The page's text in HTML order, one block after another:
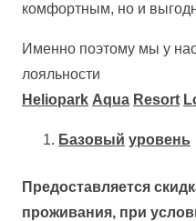
комфортным, но и
Именно поэтому мы у
лояльности
Heliopark Aqua Resort
Базовый уровень
Предоставляется
проживания, при